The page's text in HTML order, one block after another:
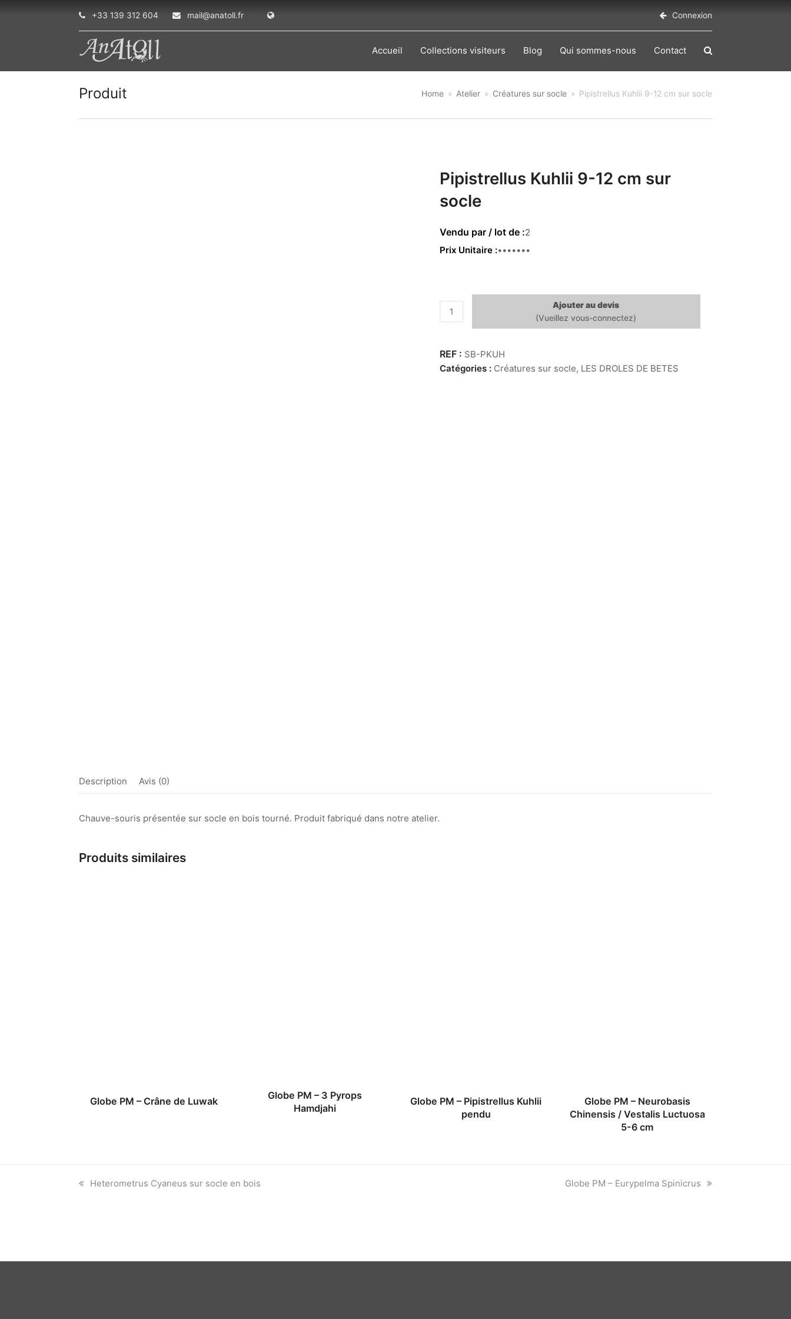
+33 139 312 604 mail@anatoll.fr Connexion
Accueil Collections visiteurs Blog Qui sommes-nous Contact
Produit Home » Atelier » Créatures sur socle » Pipistrellus Kuhlii 9-12 cm sur socle
Pipistrellus Kuhlii 9-12 cm sur
socle
2
Prix Unitaire 39.00 €
quantité
de
Kuhlii
9-
Ajouter au devis
SB-PKUH
Catégories : Créatures sur socle, LES DROLES DE BETES
Description Avis (0)
Chauve-souris présentée sur socle en bois tourné. Produit fabriqué dans notre atelier.
Produits similaires
Globe PM – Crâne de Luwak
Globe PM – 3 Pyrops
Hamdjahi
Globe PM – Pipistrellus Kuhlii
pendu
Globe PM – Neurobasis
Chinensis / Vestalis Luctuosa
5-6 cm
previous
Heterometrus Cyaneus sur socle en bois
next
Globe PM – Eurypelma Spinicrus